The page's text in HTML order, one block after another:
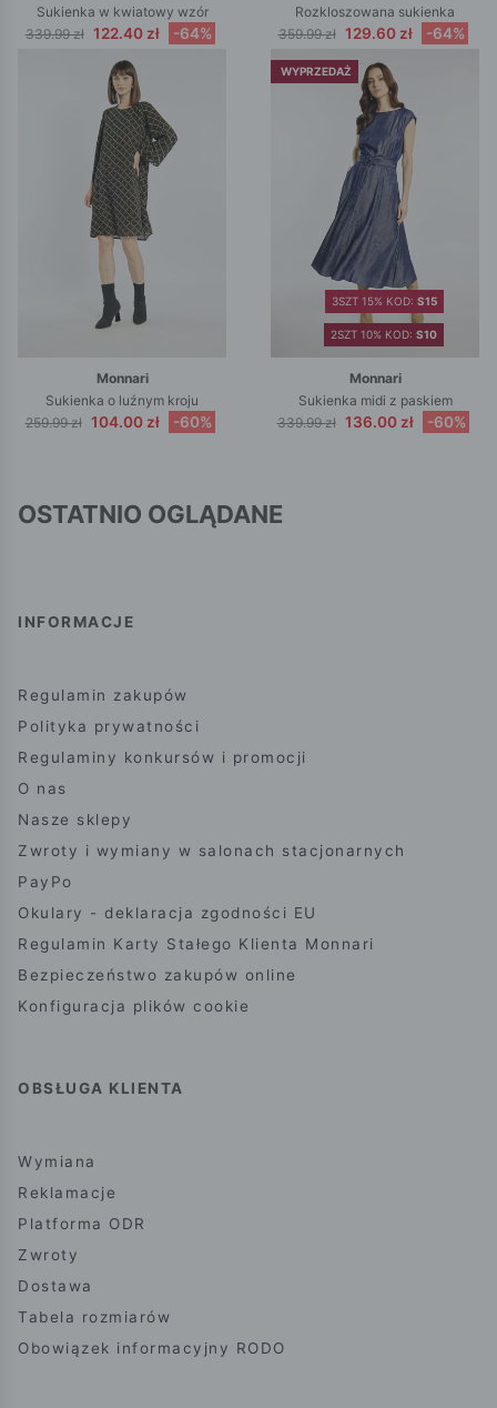
Sukienka w kwiatowy wzór
339.99 zł 122.40 zł -64%
Rozkloszowana sukienka
359.99 zł 129.60 zł -64%
Monnari
Sukienka o luźnym kroju
259.99 zł 104.00 zł -60%
WYPRZEDAŻ
2SZT 10% KOD: S10
3SZT 15% KOD: S15
Monnari
Sukienka midi z paskiem
339.99 zł 136.00 zł -60%
OSTATNIO OGLĄDANE
INFORMACJE
Regulamin zakupów
Polityka prywatności
Regulaminy konkursów i promocji
O nas
Nasze sklepy
Zwroty i wymiany w salonach stacjonarnych
PayPo
Okulary - deklaracja zgodności EU
Regulamin Karty Stałego Klienta Monnari
Bezpieczeństwo zakupów online
Konfiguracja plików cookie
OBSŁUGA KLIENTA
Wymiana
Reklamacje
Platforma ODR
Zwroty
Dostawa
Tabela rozmiarów
Obowiązek informacyjny RODO